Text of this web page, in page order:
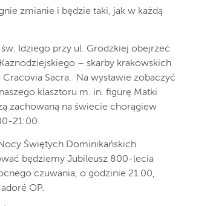
zmianie i będzie taki, jak w każdą
Idziego przy ul. Grodzkiej obejrzeć
– skarby krakowskich
Sacra. Na wystawie zobaczyć
klasztoru m. in. figurę Matki
zachowaną na świecie chorągiew
21:00.
Świętych Dominikańskich
będziemy Jubileusz 800-lecia
czuwania, o godzinie 21.00,
OP.